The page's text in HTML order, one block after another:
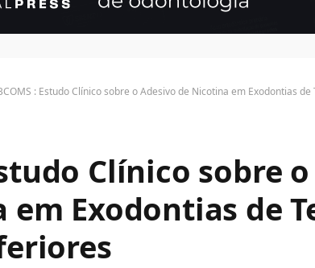
: Estudo Clínico sobre o Adesivo de Nicotina em Exodontias
Clínico sobre
Exodontias de